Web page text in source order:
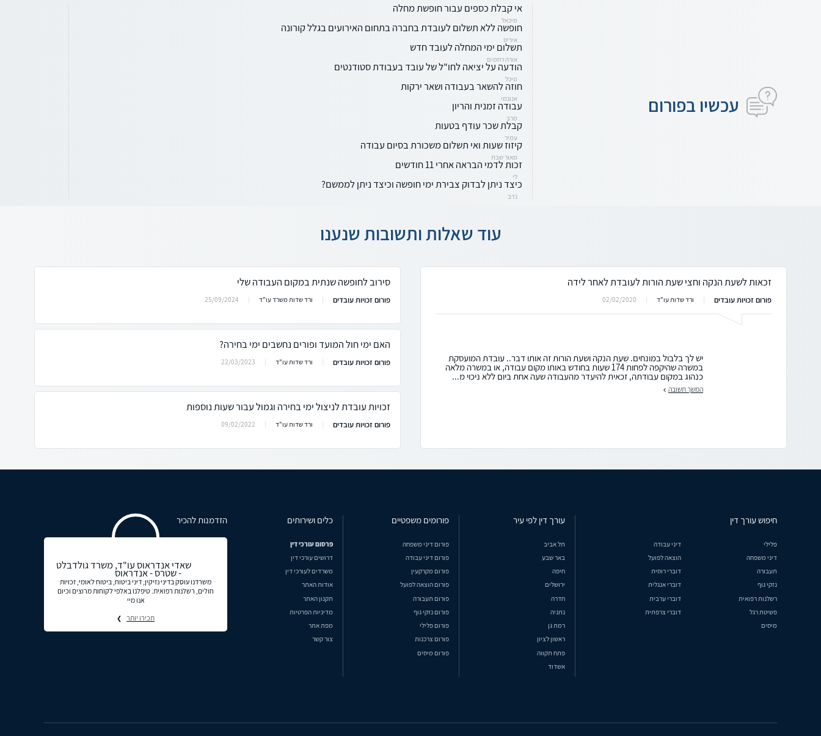
עכשיו בפורום
אי קבלת כספים עבור חופשת מחלה
מיכאל
חופשה ללא תשלום לעובדת בחברה בתחום האירועים בגלל קורונה
איריס
תשלום ימי המחלה לעובד חדש
אורה רחמים
הודעה על יציאה לחו"ל של עובד בעבודת סטודנטים
מיכל
חוזה להשאר בעבודה ושאר ירקות
אנונמי
עבודה זמנית והריון
מרב
קבלת שכר עודף בטעות
עמיר
קיזוז שעות ואי תשלום משכורת בסיום עבודה
מאור שבת
זכות לדמי הבראה אחרי 11 חודשים
לי
כיצד ניתן לבדוק צבירת ימי חופשה וכיצד ניתן לממשם?
נדב
עוד שאלות ותשובות שנענו
זכאות לשעת הנקה וחצי שעת הורות לעובדת לאחר לידה
פורום זכויות עובדים ורד שדות עו"ד 02/02/2020
יש לך בלבול במונחים. שעת הנקה ושעת הורות זה אותו דבר.. עובדת המועסקת
במשרה שהיקפה לפחות 174 שעות בחודש באותו מקום עבודה, או במשרה מלאה
כנהוג במקום עבודתה, זכאית להיעדר מהעבודה שעה אחת ביום ללא ניכוי מ...
המשך תשובה
סירוב לחופשה שנתית במקום העבודה שלי
פורום זכויות עובדים ורד שדות משרד עו"ד 25/09/2024
האם ימי חול המועד ופורים נחשבים ימי בחירה?
פורום זכויות עובדים ורד שדות עו"ד 22/03/2023
זכויות עובדת לניצול ימי בחירה וגמול עבור שעות נוספות
פורום זכויות עובדים ורד שדות עו"ד 09/02/2022
חיפוש עורך דין
פלילי
דיני עבודה
דיני משפחה
הוצאה לפועל
תעבורה
דוברי רוסית
נזקי גוף
דוברי אנגלית
רשלנות רפואית
דוברי ערבית
פשיטת רגל
דוברי צרפתית
מיסים
עורך דין לפי עיר
תל אביב
באר שבע
חיפה
ירושלים
חדרה
נתניה
רמת גן
ראשון לציון
פתח תקווה
אשדוד
פורומים משפטיים
פורום דיני משפחה
פורום דיני עבודה
פורום מקרקעין
פורום הוצאה לפועל
פורום תעבורה
פורום נזקי גוף
פורום פלילי
פורום צרכנות
פורום מיסים
כלים ושירותים
פרסום עורכי דין
דרושים עורכי דין
משרדים לעורכי דין
אודות האתר
תקנון האתר
מדיניות הפרטיות
מפת אתר
צור קשר
הזדמנות להכיר
שאדי אנדראוס עו"ד, משרד גולדבלט
- שטרס - אנדראוס
משרדנו עוסק בדיני נזיקין, דיני ביטוח, ביטוח לאומי, זכויות
חולים, רשלנות רפואית. טיפלנו באלפי לקוחות מרוצים וכיום
אנו מיי
תכירו יותר